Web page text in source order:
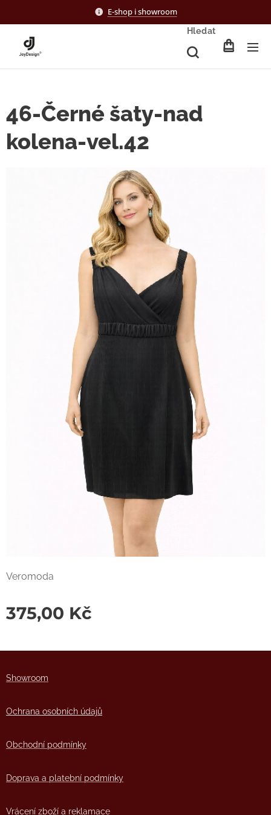
E-shop i showroom
Hledat
46-Černé šaty-nad
kolena-vel.42
Veromoda
375,00 Kč
Showroom
Ochrana osobních údajů
Obchodní podmínky
Doprava a platební podmínky
Vrácení zboží a reklamace